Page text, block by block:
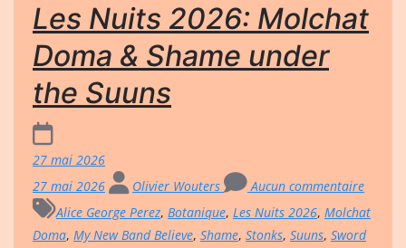
Les Nuits 2026: Molchat
Doma & Shame under
the Suuns
27 mai 2026
27 mai 2026
Olivier Wouters
Aucun commentaire
Alice George Perez, Botanique, Les Nuits 2026, Molchat
Doma, My New Band Believe, Shame, Stonks, Suuns, Sword